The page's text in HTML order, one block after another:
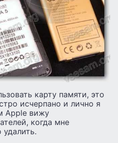
карту памяти, это
исчерпано и лично я
Apple вижу
когда мне
удалить.